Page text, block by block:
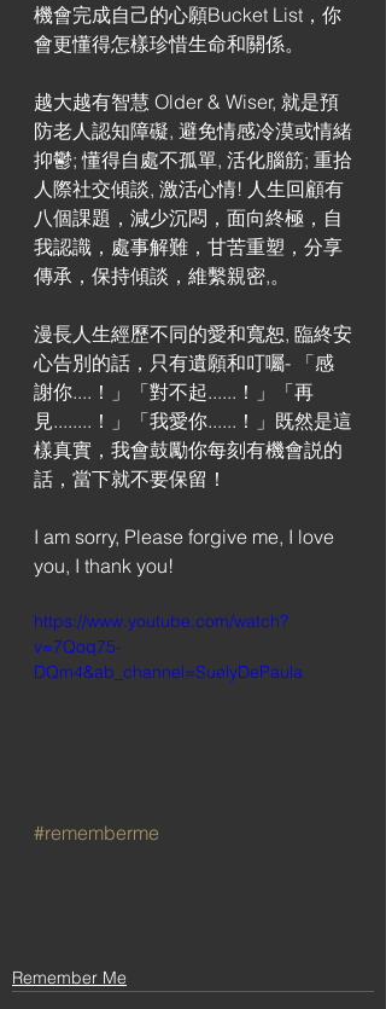
機會完成自己的心願Bucket List，你
會更懂得怎樣珍惜生命和關係。
越大越有智慧 Older & Wiser, 就是預
防老人認知障礙, 避免情感冷漠或情緒
抑鬱; 懂得自處不孤單, 活化腦筋; 重拾
人際社交傾談, 激活心情! 人生回顧有
八個課題，減少沉悶，面向終極，自
我認識，處事解難，甘苦重塑，分享
傳承，保持傾談，維繫親密,。
漫長人生經歷不同的愛和寬恕, 臨終安
心告別的話，只有遺願和叮囑- 「感
謝你....！」「對不起......！」「再
見........！」「我愛你......！」既然是這
樣真實，我會鼓勵你每刻有機會説的
話，當下就不要保留！
I am sorry, Please forgive me, I love
you, I thank you!
https://www.youtube.com/watch?
v=7Qoq75-
DQm4&ab_channel=SuelyDePaula
#rememberme
Remember Me